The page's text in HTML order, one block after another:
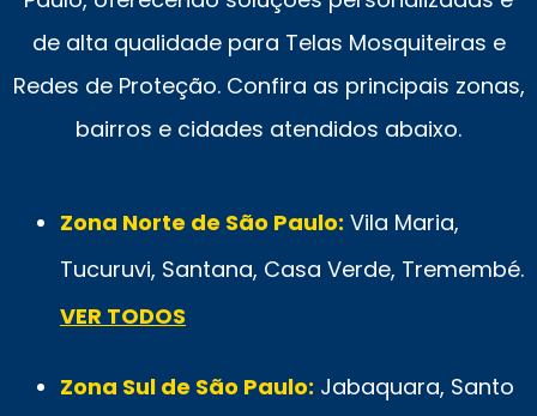
de alta qualidade para Telas Mosquiteiras e
Redes de Proteção. Confira as principais zonas,
bairros e cidades atendidos abaixo.
Zona Norte de São Paulo: Vila Maria,
Tucuruvi, Santana, Casa Verde, Tremembé.
VER TODOS
Zona Sul de São Paulo: Jabaquara, Santo